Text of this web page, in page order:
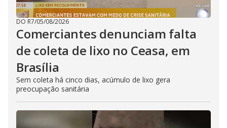
DO R7/05/08/2026
Comerciantes denunciam falta
de coleta de lixo no Ceasa, em
Brasília
Sem coleta há cinco dias, acúmulo de lixo gera
preocupação sanitária